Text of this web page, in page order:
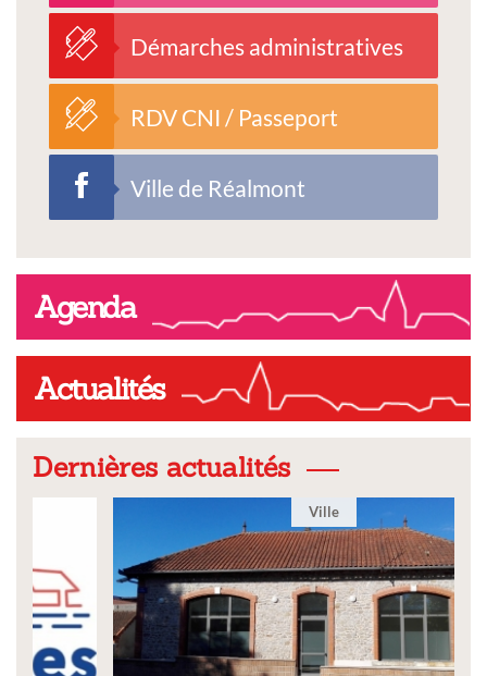
Démarches administratives
RDV CNI / Passeport
Ville de Réalmont
Agenda
Actualités
Dernières actualités